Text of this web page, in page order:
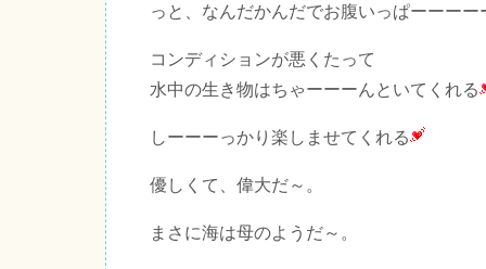
っと、なんだかんだでお腹いっぱーーーー
コンディションが悪くたって
水中の生き物はちゃーーーんといてくれる
しーーーっかり楽しませてくれる
優しくて、偉大だ～。
まさに海は母のようだ～。